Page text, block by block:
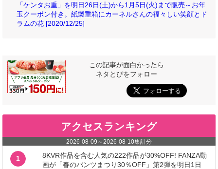
「ケンタお重」を明日26日(土)から1月5日(火)まで販売～お年
玉クーポン付き。紙製重箱にカーネルさんの福々しい笑顔とド
ラムの花 [2020/12/25]
この記事が面白かったら
ネタとぴをフォロー
アクセスランキング
2026-08-09 ～2026-08-10集計分
1
8KVR作品を含む人気の222作品が30%OFF! FANZA動
画が「春のパンツまつり30％OFF」第2弾を明日1日